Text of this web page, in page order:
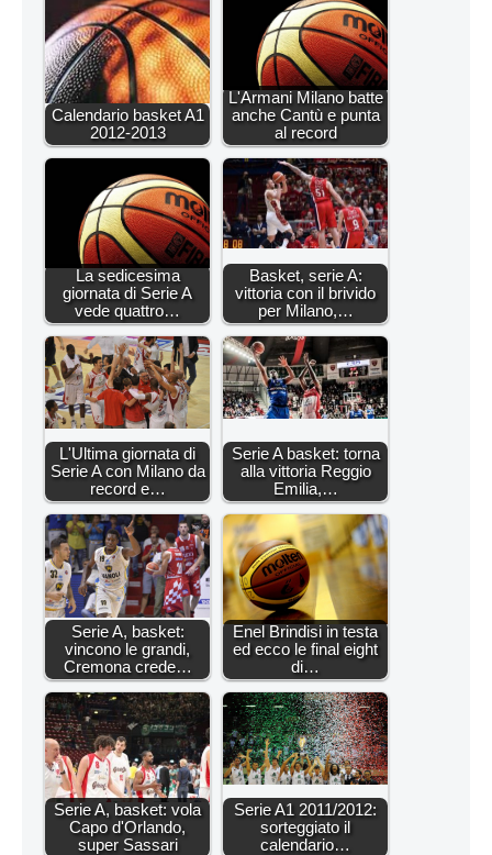
Calendario basket A1
2012-2013
L'Armani Milano batte
anche Cantù e punta
al record
La sedicesima
giornata di Serie A
vede quattro…
Basket, serie A:
vittoria con il brivido
per Milano,…
L'Ultima giornata di
Serie A con Milano da
record e…
Serie A basket: torna
alla vittoria Reggio
Emilia,…
Serie A, basket:
vincono le grandi,
Cremona crede…
Enel Brindisi in testa
ed ecco le final eight
di…
Serie A, basket: vola
Capo d'Orlando,
super Sassari
Serie A1 2011/2012:
sorteggiato il
calendario…